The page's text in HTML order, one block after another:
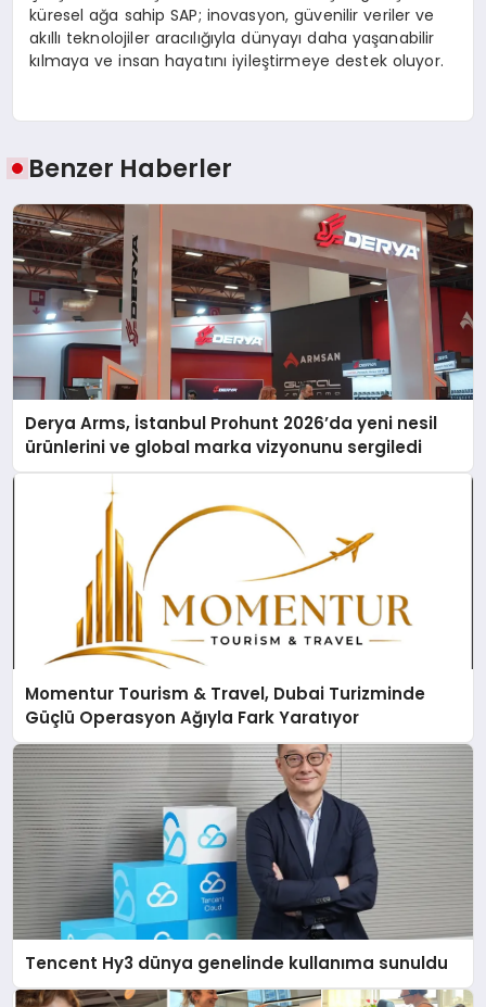
küresel ağa sahip SAP; inovasyon, güvenilir veriler ve
akıllı teknolojiler aracılığıyla dünyayı daha yaşanabilir
kılmaya ve insan hayatını iyileştirmeye destek oluyor.
Benzer Haberler
Derya Arms, İstanbul Prohunt 2026’da yeni nesil
ürünlerini ve global marka vizyonunu sergiledi
Momentur Tourism & Travel, Dubai Turizminde
Güçlü Operasyon Ağıyla Fark Yaratıyor
Tencent Hy3 dünya genelinde kullanıma sunuldu